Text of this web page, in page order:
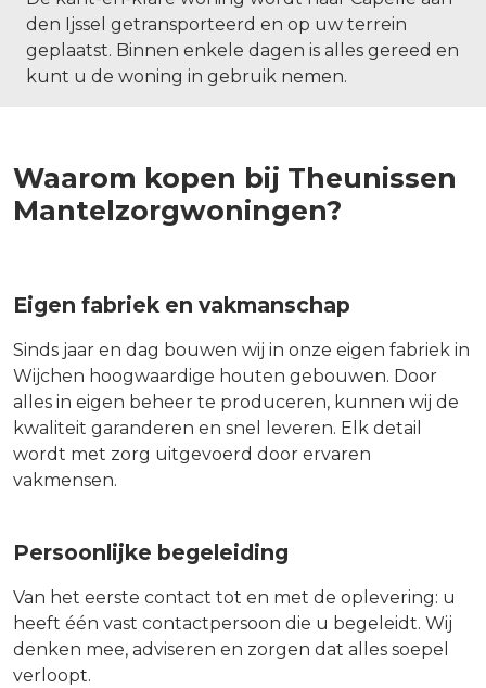
den Ijssel getransporteerd en op uw terrein
geplaatst. Binnen enkele dagen is alles gereed en
kunt u de woning in gebruik nemen.
Waarom kopen bij Theunissen
Mantelzorgwoningen?
Eigen fabriek en vakmanschap
Sinds jaar en dag bouwen wij in onze eigen fabriek in
Wijchen hoogwaardige houten gebouwen. Door
alles in eigen beheer te produceren, kunnen wij de
kwaliteit garanderen en snel leveren. Elk detail
wordt met zorg uitgevoerd door ervaren
vakmensen.
Persoonlijke begeleiding
Van het eerste contact tot en met de oplevering: u
heeft één vast contactpersoon die u begeleidt. Wij
denken mee, adviseren en zorgen dat alles soepel
verloopt.